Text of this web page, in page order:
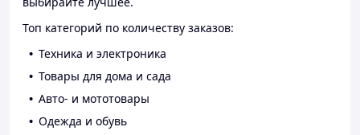
Топ категорий по количеству заказов:
Техника и электроника
Товары для дома и сада
Авто- и мототовары
Одежда и обувь